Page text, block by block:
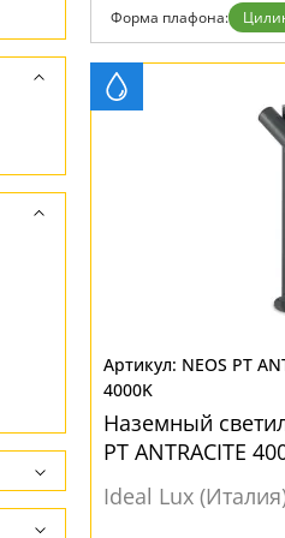
Форма плафона:
NEOS PT
4000K
Наземный
PT ANTRACITE
Ideal Lux